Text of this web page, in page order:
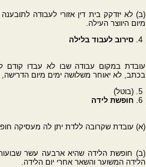
(ב) לא יזדקק בית דין אזורי לעבודה
מיום היווצר העילה.
סירוב לעבוד בלילה
עובדת במקום עבודה שבו לא עבדו קודם
בכתב, לא יאוחר משלושה ימים מיום הדרישה,
(בוטל)
חופשת לידה
(א) עובדת שקרובה ללדת יתן לה מעסיקה
(ב) חופשת הלידה שהיא ארבעה עשר
הלידה המשוער והשאר אחרי יום הלידה.